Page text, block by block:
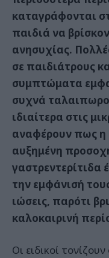
καταγράφονται
παιδιά να
ανησυχίας.
σε παιδιάτρους
συμπτώματα
συχνά
ιδιαίτερα στις
αναφέρουν πως η
αυξημένη
γαστρεντερίτιδα
την εμφάνισή
ιώσεις, παρότι
καλοκαιρινή
Οι ειδικοί